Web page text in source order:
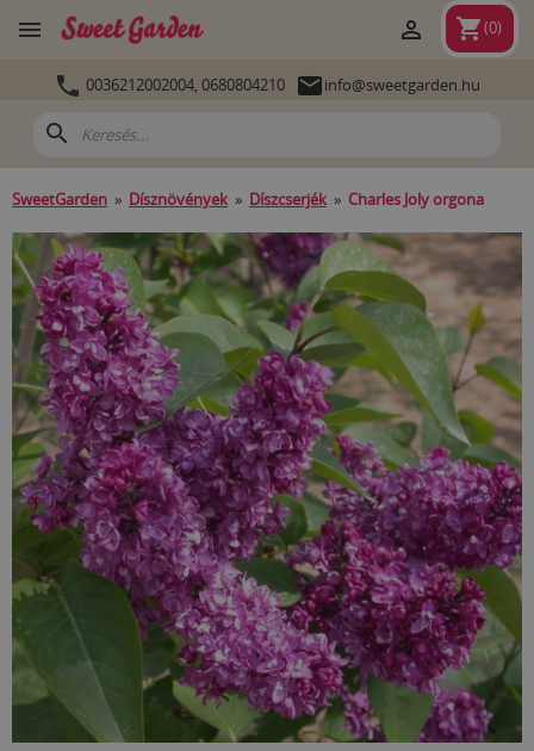
 shopping_cart(0)

 0036212002004, 0680804210 info@sweetgarden.hu
search
SweetGarden » Dísznövények » Díszcserjék » Charles Joly orgona